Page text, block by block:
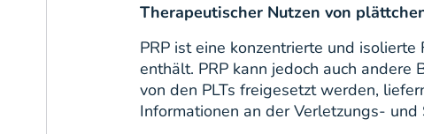
Therapeutischer Nutzen von
PRP ist eine konzentrierte und
enthält. PRP kann jedoch auch
von den PLTs freigesetzt werden,
Informationen an der Verletzungs- und